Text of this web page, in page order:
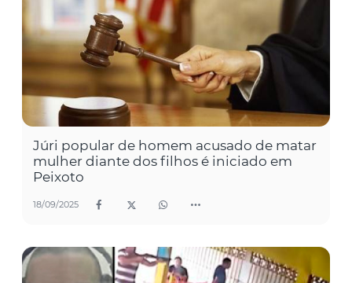
Júri popular de homem acusado de matar
mulher diante dos filhos é iniciado em
Peixoto
18/09/2025